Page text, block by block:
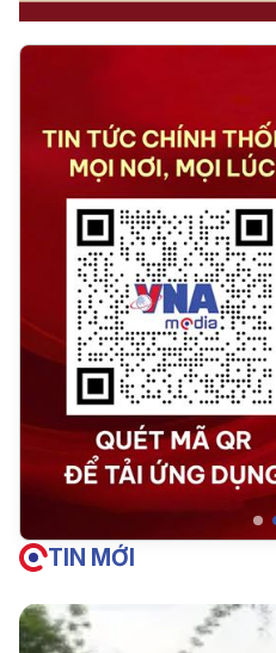
TIN MỚI